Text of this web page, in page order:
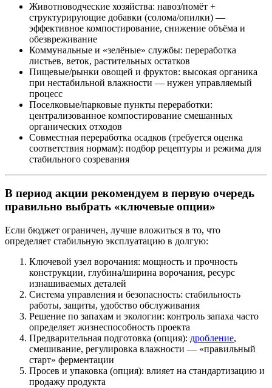
Животноводческие хозяйства: навоз/помёт +
структурирующие добавки (солома/опилки) —
эффективное компостирование, снижение объёма и
обезвреживание
Коммунальные и «зелёные» службы: переработка
листьев, веток, растительных остатков
Пищевые/рынки овощей и фруктов: высокая органика
при нестабильной влажности — нужен управляемый
процесс
Поселковые/парковые пункты переработки:
централизованное компостирование смешанных
органических отходов
Совместная переработка осадков (требуется оценка
соответствия нормам): подбор рецептуры и режима для
стабильного созревания
В период акции рекомендуем в первую очередь
правильно выбрать «ключевые опции»
Если бюджет ограничен, лучше вложиться в то, что
определяет стабильную эксплуатацию в долгую:
Ключевой узел ворочания: мощность и прочность
конструкции, глубина/ширина ворочания, ресурс
изнашиваемых деталей
Система управления и безопасность: стабильность
работы, защиты, удобство обслуживания
Решение по запахам и экологии: контроль запаха часто
определяет жизнеспособность проекта
Предварительная подготовка (опция): дробление,
смешивание, регулировка влажности — «правильный
старт» ферментации
Просев и упаковка (опция): влияет на стандартизацию и
продажу продукта